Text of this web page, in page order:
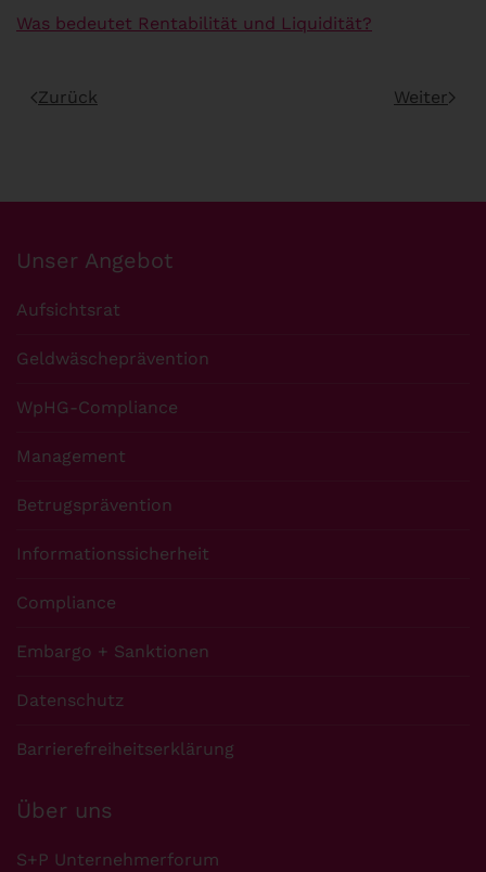
Was bedeutet Rentabilität und Liquidität?
Zurück Weiter
Unser Angebot
Aufsichtsrat
Geldwäscheprävention
WpHG-Compliance
Management
Betrugsprävention
Informationssicherheit
Compliance
Embargo + Sanktionen
Datenschutz
Barrierefreiheitserklärung
Über uns
S+P Unternehmerforum